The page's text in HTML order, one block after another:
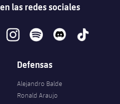
las redes sociales
instagramspotify discord tiktok
Defensas
Alejandro Balde
Ronald Araujo